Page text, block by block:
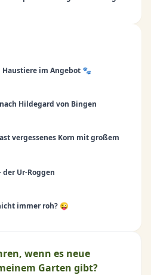
Haustiere im Angebot 🐾
Hildegard von Bingen
vergessenes Korn mit großem
Ur-Roggen
immer roh? 😜
wenn es neue
Garten gibt?